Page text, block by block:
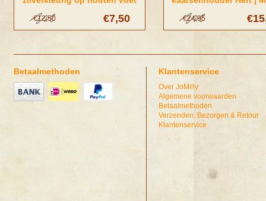
€7,50
€12,50 €24,95
Betaalmethoden Klantenservice
Over JoMilly
Algemene voorwaarden
Betaalmethoden
Verzenden, Bezorgen & Retour
Klantenservice